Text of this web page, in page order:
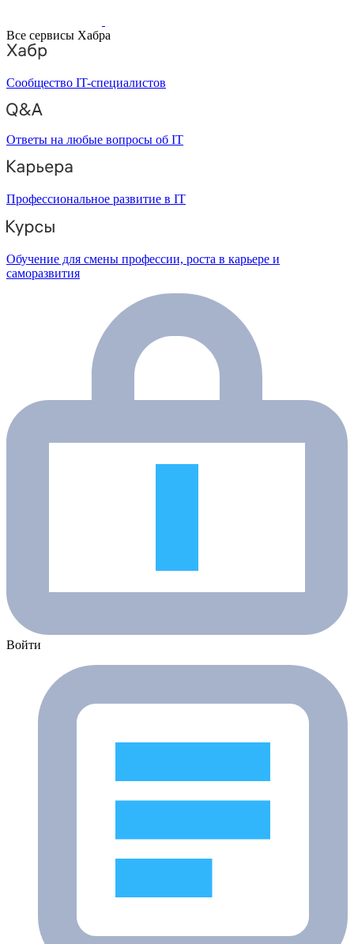
Все сервисы Хабра
Сообщество IT-специалистов
Ответы на любые вопросы об IT
Профессиональное развитие в IT
Обучение для смены профессии, роста в карьере и
саморазвития
Войти